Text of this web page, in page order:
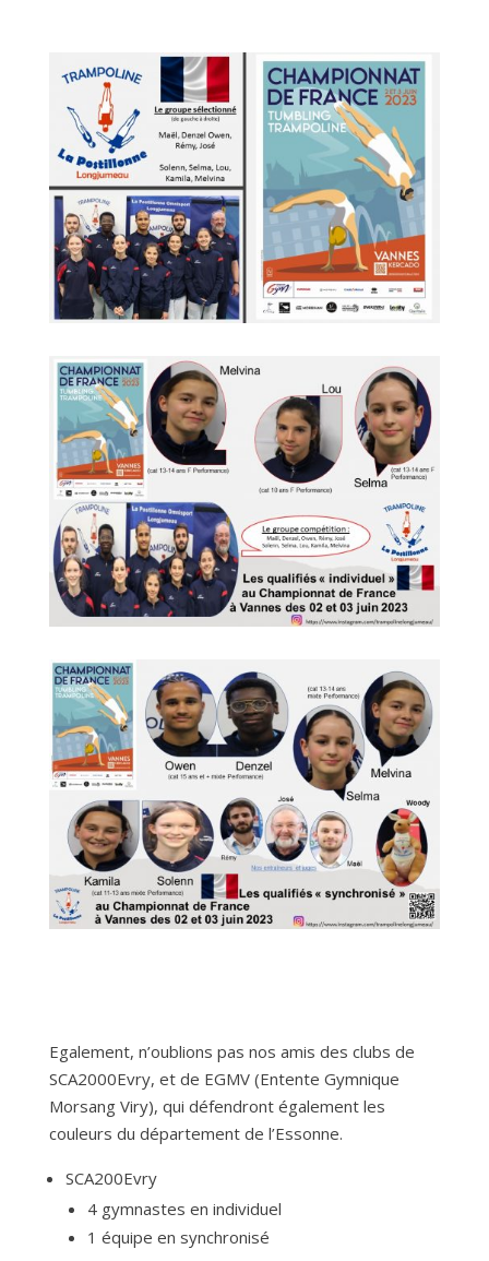
Egalement, n’oublions pas nos amis des clubs de
SCA2000Evry, et de EGMV (Entente Gymnique
Morsang Viry), qui défendront également les
couleurs du département de l’Essonne.
SCA200Evry
4 gymnastes en individuel
1 équipe en synchronisé